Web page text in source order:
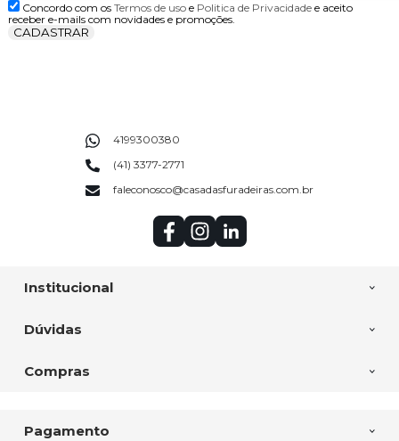
Concordo com os Termos de usoe Politica de Privacidadee aceito
receber e-mails com novidades e promoções.
CADASTRAR
Institucional
Dúvidas
Compras
4199300380
(41) 3377-2771
faleconosco@casadasfuradeiras.com.br
Pagamento